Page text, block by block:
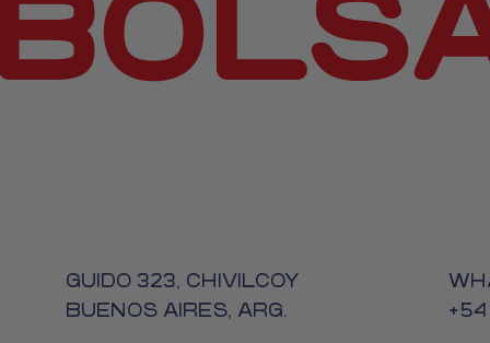
GUIDO 323, CHIVILCOY
BUENOS AIRES, ARG.